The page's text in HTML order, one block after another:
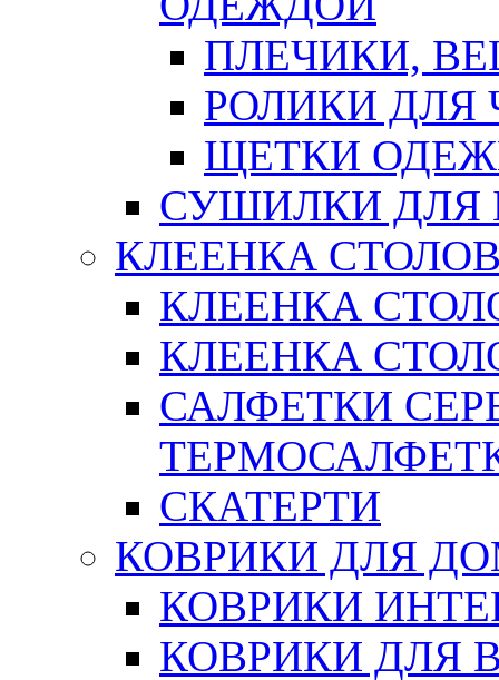
ПЛЕЧИКИ,
РОЛИКИ ДЛЯ
ЩЕТКИ
СУШИЛКИ ДЛЯ
КЛЕЕНКА
КЛЕЕНКА
КЛЕЕНКА
САЛФЕТКИ
СКАТЕРТИ
КОВРИКИ ДЛЯ
КОВРИКИ
КОВРИКИ ДЛЯ